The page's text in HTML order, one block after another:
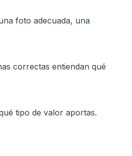
foto adecuada, una
correctas entiendan qué
tipo de valor aportas.